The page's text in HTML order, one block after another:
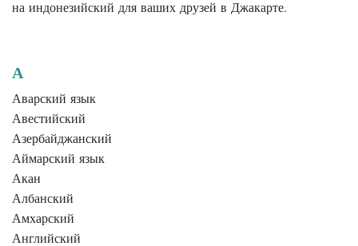
на индонезийский для ваших друзей в Джакарте.
А
Аварский язык
Авестийский
Азербайджанский
Аймарский язык
Акан
Албанский
Амхарский
Английский